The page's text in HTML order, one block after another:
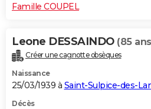
Famille COUPEL
Leone DESSAINDO (85
Créer une cagnotte obsèques
Naissance
25/03/1939 à Saint-Sulpice-des-
Décès